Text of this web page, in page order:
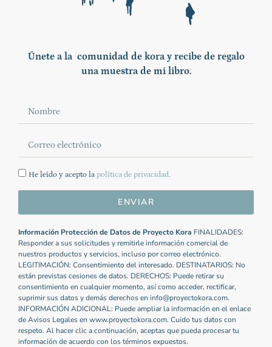
Únete a la comunidad de kora y recibe de regalo
una muestra de mi libro.
He leído y acepto la política de privacidad.
ENVIAR
Información Protección de Datos de Proyecto Kora FINALIDADES:
Responder a sus solicitudes y remitirle información comercial de
nuestros productos y servicios, incluso por correo electrónico.
LEGITIMACIÓN: Consentimiento del interesado. DESTINATARIOS: No
están previstas cesiones de datos. DERECHOS: Puede retirar su
consentimiento en cualquier momento, así como acceder, rectificar,
suprimir sus datos y demás derechos en info@proyectokora.com.
INFORMACIÓN ADICIONAL: Puede ampliar la información en el enlace
de Avisos Legales en www.proyectokora.com. Cuido tus datos con
respeto. Al hacer clic a continuación, aceptas que pueda procesar tu
información de acuerdo con los términos expuestos.